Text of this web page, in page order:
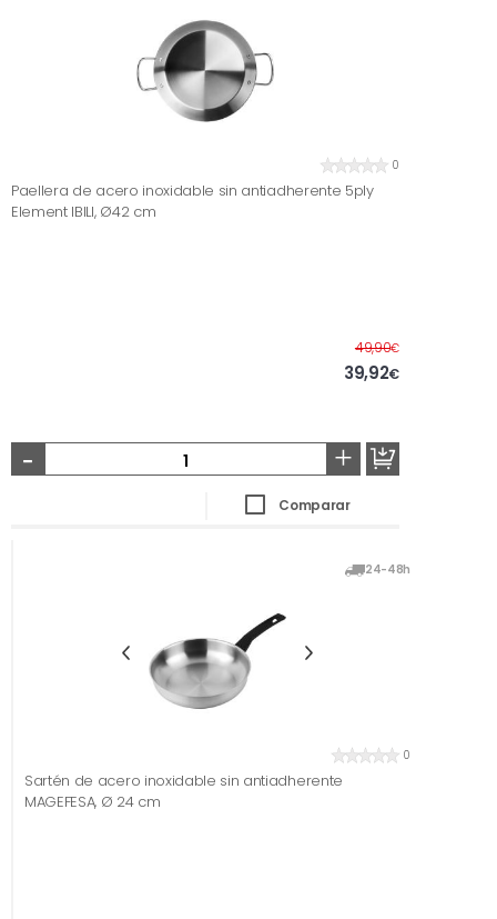
0
Paellera de acero inoxidable sin antiadherente 5ply
Element IBILI, Ø42 cm
49,90€Antes
39,92€
- +
Comparar
24-48h
0
Sartén de acero inoxidable sin antiadherente
MAGEFESA, Ø 24 cm